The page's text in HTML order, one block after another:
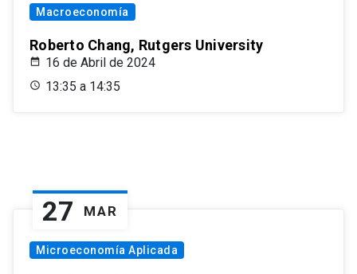
Macroeconomía
Roberto Chang, Rutgers University
16 de Abril de 2024
13:35 a 14:35
27 MAR
Microeconomía Aplicada